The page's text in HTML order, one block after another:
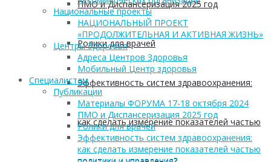
ПМО и Диспансеризация 2025 год
Ролики для врачей
Эффективность систем здравоохранения:
как сделать измерение показателей частью
Национальные проекты
НАЦИОНАЛЬНЫЙ ПРОЕКТ
«ПРОДОЛЖИТЕЛЬНАЯ И АКТИВНАЯ ЖИЗНЬ»
Центры Здоровья
Адреса Центров Здоровья
Мобильный Центр здоровья
Cпециалистам
Публикации
Материалы ФОРУМА 17-18 октября 2024
ПМО и Диспансеризация 2025 год
Ролики для врачей
Эффективность систем здравоохранения:
как сделать измерение показателей частью